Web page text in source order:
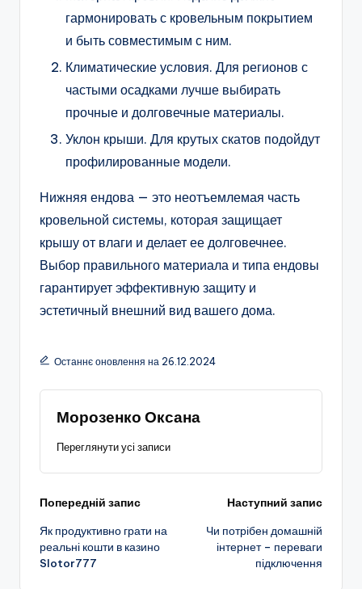
гармонировать с кровельным покрытием
и быть совместимым с ним.
Климатические условия. Для регионов с
частыми осадками лучше выбирать
прочные и долговечные материалы.
Уклон крыши. Для крутых скатов подойдут
профилированные модели.
Нижняя ендова — это неотъемлемая часть
кровельной системы, которая защищает
крышу от влаги и делает ее долговечнее.
Выбор правильного материала и типа ендовы
гарантирует эффективную защиту и
эстетичный внешний вид вашего дома.
Останнє оновлення на 26.12.2024
Морозенко Оксана
Переглянути усі записи
Навігація
по
запису
Попередній запис
Як продуктивно грати на
реальні кошти в казино
Slotor777
Наступний запис
Чи потрібен домашній
інтернет – переваги
підключення